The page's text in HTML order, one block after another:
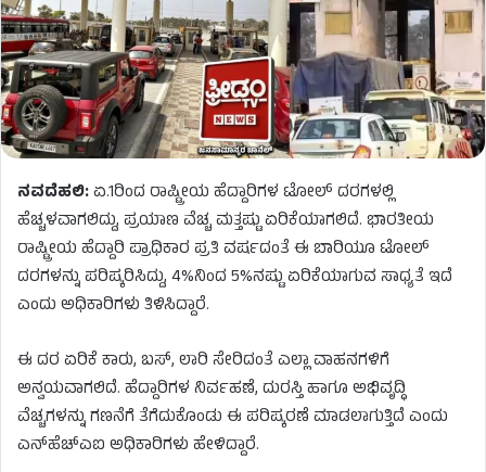
ನವದೆಹಲಿ:ಏ.1ರಿಂದ ರಾಷ್ಟ್ರೀಯ ಹೆದ್ದಾರಿಗಳ ಟೋಲ್ ದರಗಳಲ್ಲಿ
ಹೆಚ್ಚಳವಾಗಲಿದ್ದು, ಪ್ರಯಾಣ ವೆಚ್ಚ ಮತ್ತಷ್ಟು ಏರಿಕೆಯಾಗಲಿದೆ. ಭಾರತೀಯ
ರಾಷ್ಟ್ರೀಯ ಹೆದ್ದಾರಿ ಪ್ರಾಧಿಕಾರ ಪ್ರತಿ ವರ್ಷದಂತೆ ಈ ಬಾರಿಯೂ ಟೋಲ್
ದರಗಳನ್ನು ಪರಿಷ್ಕರಿಸಿದ್ದು, 4%ನಿಂದ 5%ನಷ್ಟು ಏರಿಕೆಯಾಗುವ ಸಾಧ್ಯತೆ ಇದೆ
ಎಂದು ಅಧಿಕಾರಿಗಳು ತಿಳಿಸಿದ್ದಾರೆ.
ಈ ದರ ಏರಿಕೆ ಕಾರು, ಬಸ್, ಲಾರಿ ಸೇರಿದಂತೆ ಎಲ್ಲಾ ವಾಹನಗಳಿಗೆ
ಅನ್ವಯವಾಗಲಿದೆ. ಹೆದ್ದಾರಿಗಳ ನಿರ್ವಹಣೆ, ದುರಸ್ತಿ ಹಾಗೂ ಅಭಿವೃದ್ಧಿ
ವೆಚ್ಚಗಳನ್ನು ಗಣನೆಗೆ ತೆಗೆದುಕೊಂಡು ಈ ಪರಿಷ್ಕರಣೆ ಮಾಡಲಾಗುತ್ತಿದೆ ಎಂದು
ಎನ್‌ಹೆಚ್‌ಎಐ ಅಧಿಕಾರಿಗಳು ಹೇಳಿದ್ದಾರೆ.